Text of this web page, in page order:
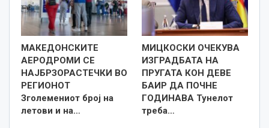
МАКЕДОНСКИТЕ
АЕРОДРОМИ СЕ
НАЈБРЗОРАСТЕЧКИ ВО
РЕГИОНОТ
Зголемениот број на
летови и на…
МИЦКОСКИ ОЧЕКУВА
ИЗГРАДБАТА НА
ПРУГАТА КОН ДЕВЕ
БАИР ДА ПОЧНЕ
ГОДИНАВА Тунелот
треба…